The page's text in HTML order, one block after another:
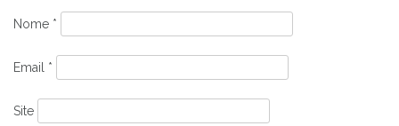
Nome *
Email *
Site